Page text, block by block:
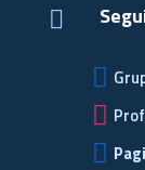



